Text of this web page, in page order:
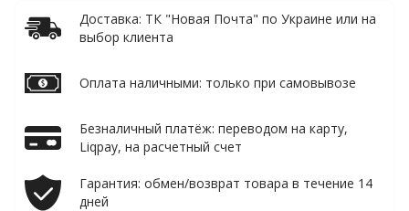
Доставка: ТК "Новая Почта" по Украине или на
выбор клиента
Оплата наличными: только при самовывозе
Безналичный платёж: переводом на карту,
Liqpay, на расчетный счет
Гарантия: обмен/возврат товара в течение 14
дней